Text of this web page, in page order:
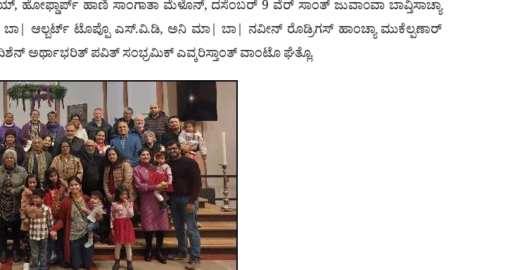
ಹೋಫ್ಡಾರ್ಪ್ ಹಾಣಿ ಸಾಂಗಾತಾ ಮೆಳೊನ್, ದಸೆಂಬರ್ 9 ವೆರ್ ಸಾಂತ್ ಜುವಾ೦ವಾ ಬಾವ್ತಿಸಾಚ್ಯಾ
ಟೊಪ್ಪೊ ಎಸ್.ವಿ.ಡಿ, ಅನಿ ಮಾ| ಬಾ| ನವೀನ್ ರೊಡ್ರಿಗಸ್ ಹಾಂಚ್ಯಾ ಮುಕೆಲ್ಪಣಾರ್
ದಿಶೆನ್ ಅರ್ಥಾಭರಿತ್ ಪವಿತ್ ಸಂಭ್ರಮಿಕ್ ಎವ್ಕರಿಸ್ತಾಂತ್ ವಾಂಟೊ ಘೆತ್ಲೊ.